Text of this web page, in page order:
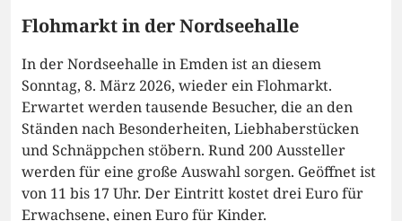
Flohmarkt in der Nordseehalle
In der Nordseehalle in Emden ist an diesem
Sonntag, 8. März 2026, wieder ein Flohmarkt.
Erwartet werden tausende Besucher, die an den
Ständen nach Besonderheiten, Liebhaberstücken
und Schnäppchen stöbern. Rund 200 Aussteller
werden für eine große Auswahl sorgen. Geöffnet ist
von 11 bis 17 Uhr. Der Eintritt kostet drei Euro für
Erwachsene, einen Euro für Kinder.